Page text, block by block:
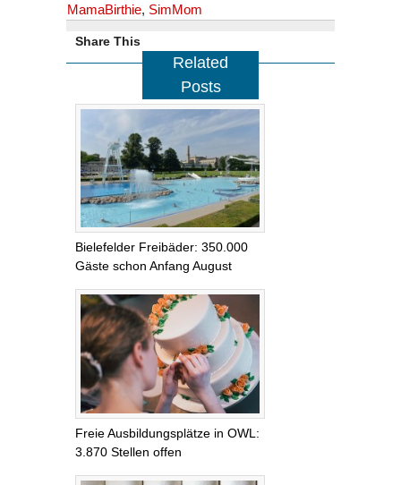
MamaBirthie, SimMom
Share This
Related
Posts
Bielefelder Freibäder: 350.000
Gäste schon Anfang August
Freie Ausbildungsplätze in OWL:
3.870 Stellen offen